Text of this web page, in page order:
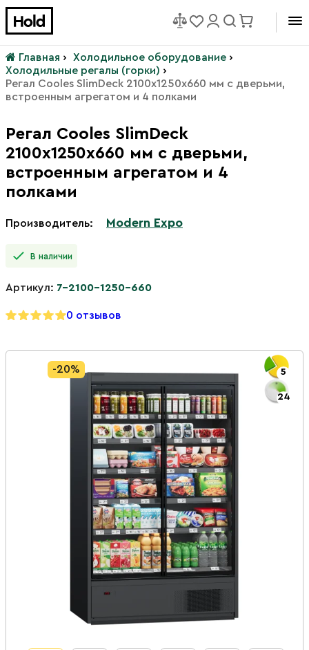
Главная › Холодильное оборудование ›
Холодильные регалы (горки) ›
Регал Cooles SlimDeck 2100х1250х660 мм с дверьми,
встроенным агрегатом и 4 полками
Регал Cooles SlimDeck
2100х1250х660 мм с дверьми,
встроенным агрегатом и 4
полками
Производитель: Modern Expo
В наличии
Артикул: 7-2100-1250-660
0 отзывов
-20% 5
24